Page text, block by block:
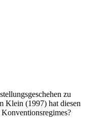
zu
Klein (1997) hat diesen